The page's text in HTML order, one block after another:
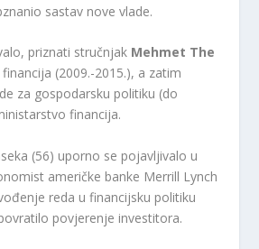
sastav nove vlade.
priznati stručnjak Mehmet The
(2009.-2015.), a zatim
za gospodarsku politiku (do
financija.
(56) uporno se pojavljivalo u
američke banke Merrill Lynch
reda u financijsku politiku
povjerenje investitora.